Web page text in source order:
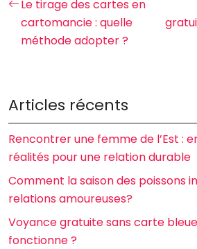
Le tirage des cartes en
cartomancie : quelle
méthode adopter ?
Articles récents
Rencontrer une femme de l’Est :
réalités pour une relation durable
Comment la saison des poissons
relations amoureuses?
Voyance gratuite sans carte
fonctionne ?